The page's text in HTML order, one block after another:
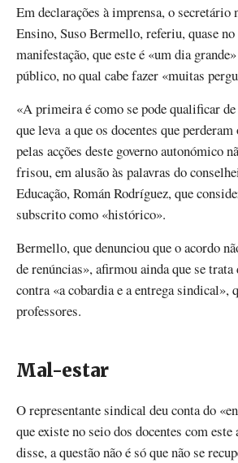
Em declarações à imprensa, o secretário
Ensino, Suso Bermello, referiu, quase
manifestação, que este é «um dia
público, no qual cabe fazer «muitas
«A primeira é como se pode qualificar
que leva a que os docentes que
pelas acções deste governo autonómico
frisou, em alusão às palavras do
Educação, Román Rodríguez, que
subscrito como «histórico».
Bermello, que denunciou que o acordo
de renúncias», afirmou ainda que se
contra «a cobardia e a entrega sindical»,
professores.
Mal-estar
O representante sindical deu conta do
que existe no seio dos docentes com este
disse, a questão não é só que não se